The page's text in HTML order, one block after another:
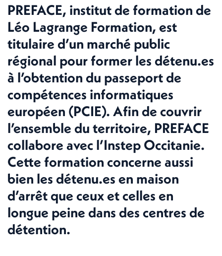
PREFACE, institut de formation de
Léo Lagrange Formation, est
titulaire d’un marché public
régional pour former les détenu.es
à l’obtention du passeport de
compétences informatiques
européen (PCIE). Afin de couvrir
l’ensemble du territoire, PREFACE
collabore avec l’Instep Occitanie.
Cette formation concerne aussi
bien les détenu.es en maison
d’arrêt que ceux et celles en
longue peine dans des centres de
détention.